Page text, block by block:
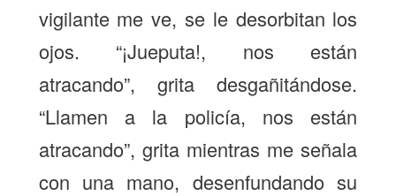
vigilante me ve, se le desorbitan los
ojos. “¡Jueputa!, nos están
atracando”, grita desgañitándose.
“Llamen a la policía, nos están
atracando”, grita mientras me señala
con una mano, desenfundando su